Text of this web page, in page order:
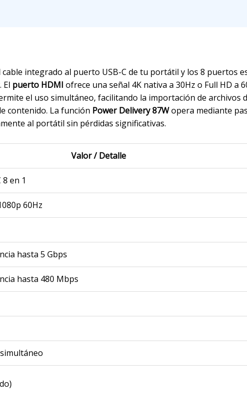
integrado al puerto USB-C de tu portátil y los 8 puertos
El puerto HDMI ofrece una señal 4K nativa a 30Hz o Full HD a
el uso simultáneo, facilitando la importación de archivos
contenido. La función Power Delivery 87Wopera mediante
al portátil sin pérdidas significativas.
Valor / Detalle
en 1
60Hz
hasta 5 Gbps
hasta 480 Mbps